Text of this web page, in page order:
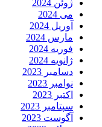
ژوئن 2024
می 2024
آوریل 2024
مارس 2024
فوریه 2024
ژانویه 2024
دسامبر 2023
نوامبر 2023
اکتبر 2023
سپتامبر 2023
آگوست 2023